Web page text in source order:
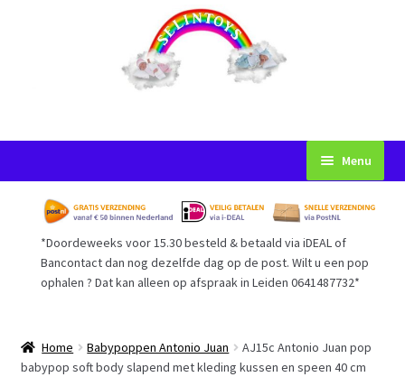
naar
navigatie
inhoud
Menu
Startpagina
Voorwaarden
Afrekenen
*Doordeweeks voor 15.30 besteld & betaald via iDEAL of
Bancontact dan nog dezelfde dag op de post. Wilt u een pop
ophalen ? Dat kan alleen op afspraak in Leiden 0641487732*
Home Babypoppen Antonio Juan
AJ15c Antonio Juan pop
babypop soft body slapend met kleding kussen en speen 40 cm